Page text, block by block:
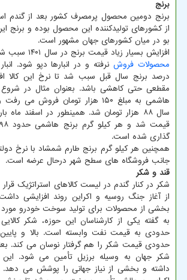
برنج
برنج دومین محصول پرمصرف کشور بعد از گندم
از کشورهای تولیدکننده این محصول بوده و برنج
بو در میان کشورهای جهان مشهور است.
افزایش بسیار زیاد قیمت برنج در سال ۱۴۰۱ سبب شد تا بخش زیادی از
محصولات فروش
درصد برنج سال قبل سبب شد تا نرخ این کالا
مقطعی حتی کاهشی باشد. بعنوان مثال در
هاشمی به مبلغ ۱۵۰ هزار تومان فروش
سال ۸۸ هزار تومان شد. همینطور در اسفند ماه
گذاری شده است.
جانب فروشگاه های سطح شهر درحال عرضه است.
قند و شکر
شکر در کنار گندم در لیست کالاهای استراتژیک
از آغاز جنگ روسیه و اکراین روند افزایشی
بخشی از محصولات برای تولید سوخت خودرو مورد
به گفته یکی از کارشناسان این حوزه، شکر
حدودی به قیمت نفت وابسته است. بالا و
حدودی قیمت شکر را هم گرفتار نوسان می کند.
شکر جهان به وسیله برزیل تأمین می شود. این
داشته و بخشی از نیاز جهانی را پوشش می